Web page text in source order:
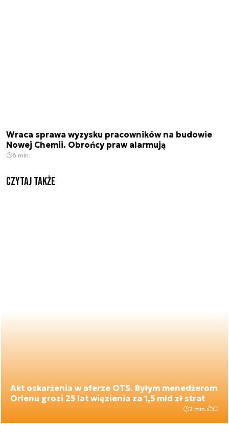
Wraca sprawa wyzysku pracowników na budowie
Nowej Chemii. Obrońcy praw alarmują
6 min.
Czytaj także
Akt oskarżenia w aferze OTS. Byłym menedżerom
Orlenu grozi 25 lat więzienia za 1,5 mld zł strat
2 min.